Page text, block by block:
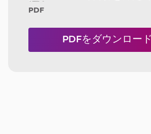
選択
PDF
PDFをダウンロード